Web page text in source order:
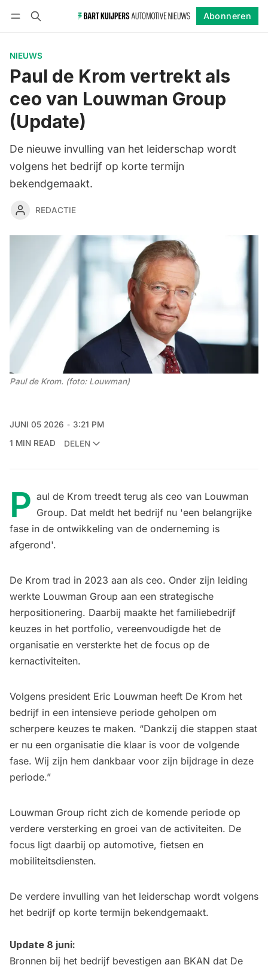
Abonneren
NIEUWS
Paul de Krom vertrekt als
ceo van Louwman Group
(Update)
De nieuwe invulling van het leiderschap wordt
volgens het bedrijf op korte termijn
bekendgemaakt.
REDACTIE
Paul de Krom. (foto: Louwman)
JUNI 05 2026
3:21 PM
1 MIN READ
DELEN
P aul de Krom treedt terug als ceo van Louwman
Group. Dat meldt het bedrijf nu 'een belangrijke
fase in de ontwikkeling van de onderneming is
afgerond'.
De Krom trad in 2023 aan als ceo. Onder zijn leiding
werkte Louwman Group aan een strategische
herpositionering. Daarbij maakte het familiebedrijf
keuzes in het portfolio, vereenvoudigde het de
organisatie en versterkte het de focus op de
kernactiviteiten.
Volgens president Eric Louwman heeft De Krom het
bedrijf in een intensieve periode geholpen om
scherpere keuzes te maken. “Dankzij die stappen staat
er nu een organisatie die klaar is voor de volgende
fase. Wij zijn hem dankbaar voor zijn bijdrage in deze
periode.”
Louwman Group richt zich de komende periode op
verdere versterking en groei van de activiteiten. De
focus ligt daarbij op automotive, fietsen en
mobiliteitsdiensten.
De verdere invulling van het leiderschap wordt volgens
het bedrijf op korte termijn bekendgemaakt.
Update 8 juni:
Bronnen bij het bedrijf bevestigen aan BKAN dat De